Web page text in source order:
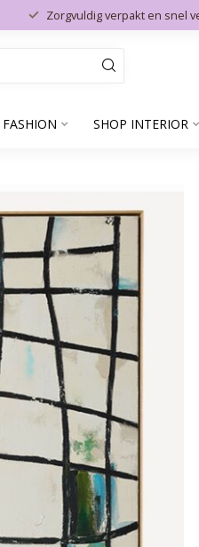
Zorgvuldig verpakt en snel
SHOP INTERIOR